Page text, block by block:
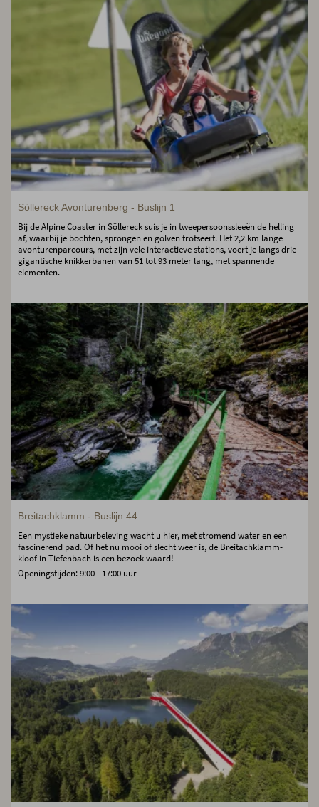
Söllereck Avonturenberg - Buslijn 1
Bij de Alpine Coaster in Söllereck suis je in tweepersoonssleeën de helling
af, waarbij je bochten, sprongen en golven trotseert. Het 2,2 km lange
avonturenparcours, met zijn vele interactieve stations, voert je langs drie
gigantische knikkerbanen van 51 tot 93 meter lang, met spannende
elementen.
Breitachklamm - Buslijn 44
Een mystieke natuurbeleving wacht u hier, met stromend water en een
fascinerend pad. Of het nu mooi of slecht weer is, de Breitachklamm-
kloof in Tiefenbach is een bezoek waard!
Openingstijden: 9:00 - 17:00 uur